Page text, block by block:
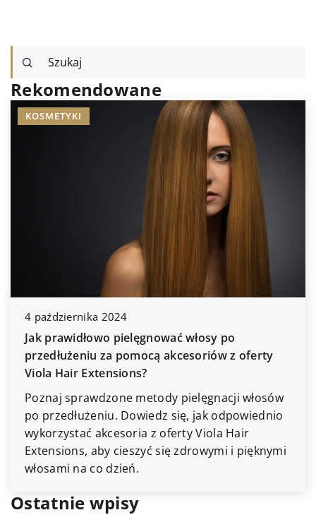
Rekomendowane
KOSMETYKI
4 października 2024
Jak prawidłowo pielęgnować włosy po
przedłużeniu za pomocą akcesoriów z oferty
Viola Hair Extensions?
Poznaj sprawdzone metody pielęgnacji włosów
po przedłużeniu. Dowiedz się, jak odpowiednio
wykorzystać akcesoria z oferty Viola Hair
Extensions, aby cieszyć się zdrowymi i pięknymi
włosami na co dzień.
Ostatnie wpisy